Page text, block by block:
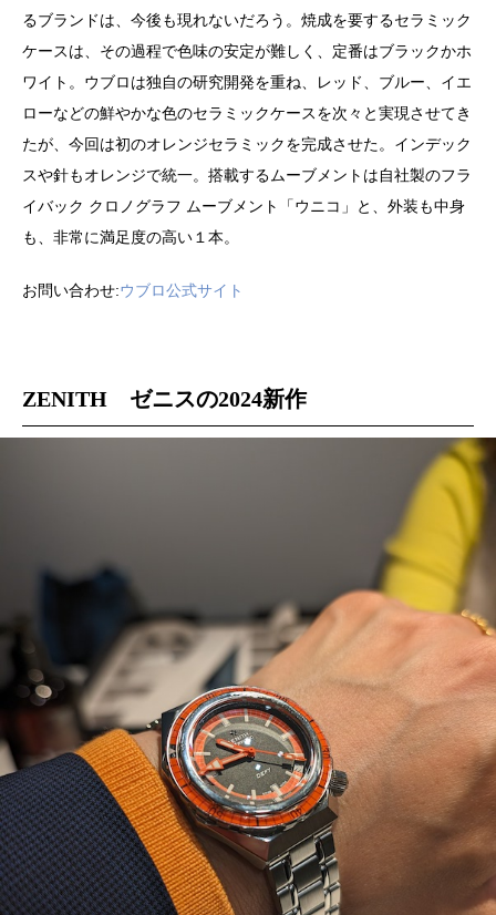
るブランドは、今後も現れないだろう。焼成を要するセラミック
ケースは、その過程で色味の安定が難しく、定番はブラックかホ
ワイト。ウブロは独自の研究開発を重ね、レッド、ブルー、イエ
ローなどの鮮やかな色のセラミックケースを次々と実現させてき
たが、今回は初のオレンジセラミックを完成させた。インデック
スや針もオレンジで統一。搭載するムーブメントは自社製のフラ
イバック クロノグラフ ムーブメント「ウニコ」と、外装も中身
も、非常に満足度の高い１本。
お問い合わせ:ウブロ公式サイト
ZENITH ゼニスの2024新作